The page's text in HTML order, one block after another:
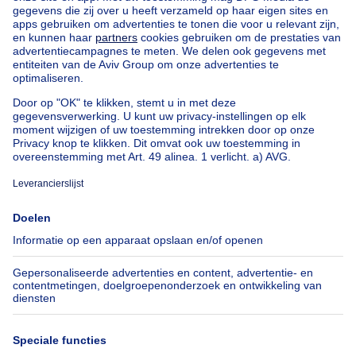
Bungalow te koop
Chalet te koop
Kasteel te koop
Landhuis te koop
Gebouw gemengd gebruik te koop
Andere panden te koop
Manoir te koop
Onze huizen buiten BelgiëHuis te koop Frankrijk
Huis te koop Spanje
Huis te koop Luxemburg
Huis te koop Nederland
Over
Immoweb
Pers
Jobs
Axel Springer Group
SeLoger.com
Immowelt.de
Tools
Belfius
Verzekeringen
Verhuis checklist